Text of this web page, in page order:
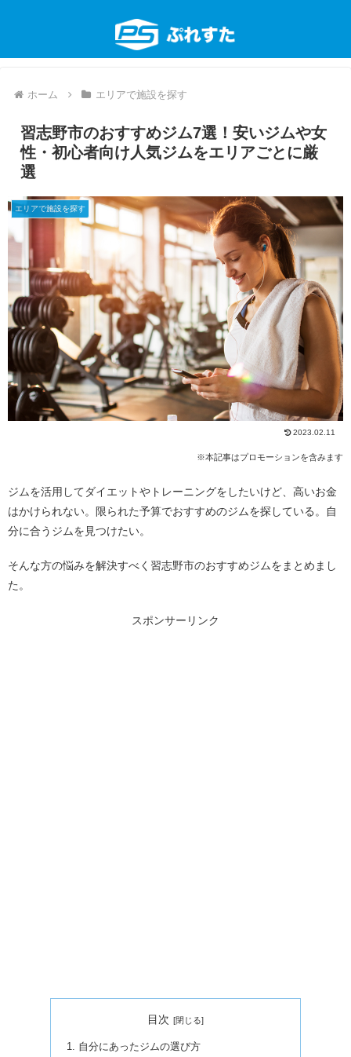
ホーム エリアで施設を探す
習志野市のおすすめジム7選！安いジムや女
性・初心者向け人気ジムをエリアごとに厳
選
エリアで施設を探す
2023.02.11
※本記事はプロモーションを含みます
ジムを活用してダイエットやトレーニングをしたいけど、高いお金
はかけられない。限られた予算でおすすめのジムを探している。自
分に合うジムを見つけたい。
そんな方の悩みを解決すべく習志野市のおすすめジムをまとめまし
た。
スポンサーリンク
目次
自分にあったジムの選び方